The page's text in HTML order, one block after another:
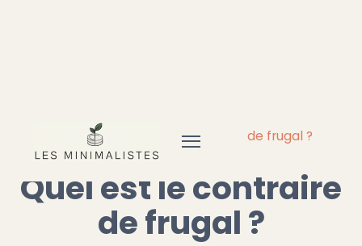
Frugal Quel est le contraire de frugal ?
Quel est le contraire
de frugal ?